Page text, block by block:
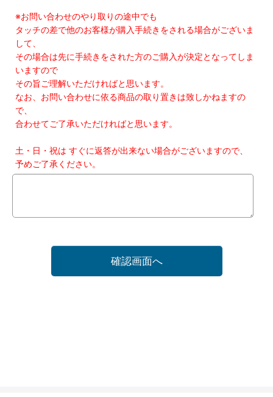
※お問い合わせのやり取りの途中でも
タッチの差で他のお客様が購入手続きをされる場合がございま
して、
その場合は先に手続きをされた方のご購入が決定となってしま
いますので
その旨ご理解いただければと思います。
なお、お問い合わせに依る商品の取り置きは致しかねますの
で、
合わせてご了承いただければと思います。
土・日・祝は すぐに返答が出来ない場合がございますので、
予めご了承ください。
確認画面へ